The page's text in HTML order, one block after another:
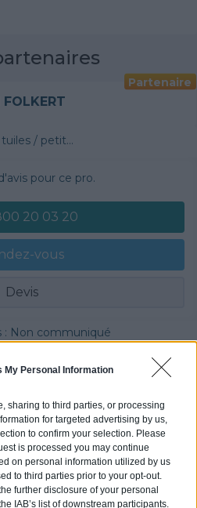
My Personal Information
sharing to third parties, or processing
for targeted advertising by us,
to confirm your selection. Please
is processed you may continue
on personal information utilized by us
to third parties prior to your opt-out.
further disclosure of your personal
IAB’s list of downstream participants.
Partenaire
FOLKERT
/ petits éléments
pour ce pro.
20 03 20
vous
Devis
: Non communiqué
Partenaire
de recharge